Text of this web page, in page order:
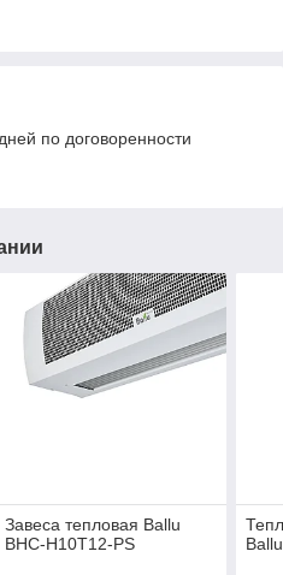
по договоренности
Завеса тепловая Ballu
BHC-H10T12-PS